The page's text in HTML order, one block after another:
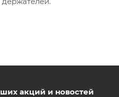
акций и новостей